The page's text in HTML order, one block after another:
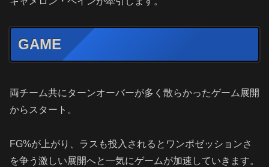
GAME
両チーム共にターンオーバーが多く散らかったゲーム展開
からスタート。
FG%が上がり、ラスも投入されるとワンポゼッションさ
を争う激しい展開へと一気にゲームが加速していきます。